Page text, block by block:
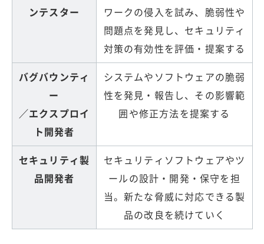
ンテスター
ワークの侵入を試み、脆弱性や
問題点を発見し、セキュリティ
対策の有効性を評価・提案する
バグバウンティ
ー
／エクスプロイ
ト開発者
システムやソフトウェアの脆弱
性を発見・報告し、その影響範
囲や修正方法を提案する
セキュリティ製
品開発者
セキュリティソフトウェアやツ
ールの設計・開発・保守を担
当。新たな脅威に対応できる製
品の改良を続けていく